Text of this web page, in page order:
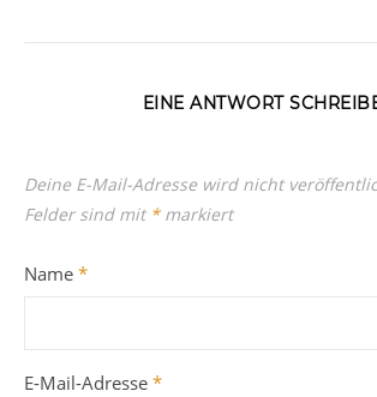
EINE ANTWORT
Deine E-Mail-Adresse wird nicht
Felder sind mit *markiert
Name *
E-Mail-Adresse *